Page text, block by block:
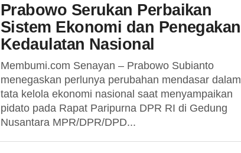
Prabowo Serukan Perbaikan
Sistem Ekonomi dan Penegakan
Kedaulatan Nasional
Membumi.com Senayan – Prabowo Subianto
menegaskan perlunya perubahan mendasar dalam
tata kelola ekonomi nasional saat menyampaikan
pidato pada Rapat Paripurna DPR RI di Gedung
Nusantara MPR/DPR/DPD...